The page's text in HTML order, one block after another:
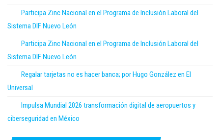
Participa Zinc Nacional en el Programa de Inclusión Laboral del
Sistema DIF Nuevo León
Participa Zinc Nacional en el Programa de Inclusión Laboral del
Sistema DIF Nuevo León
Regalar tarjetas no es hacer banca; por Hugo González en El
Universal
Impulsa Mundial 2026 transformación digital de aeropuertos y
ciberseguridad en México